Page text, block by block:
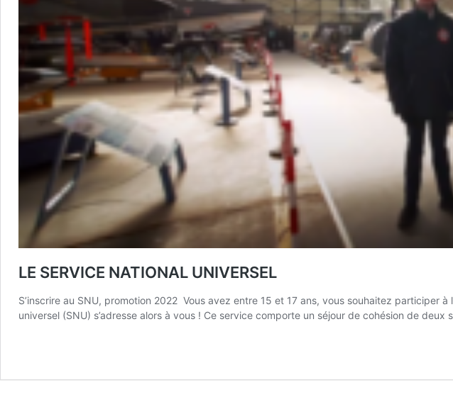
LE SERVICE NATIONAL UNIVERSEL
S’inscrire au SNU, promotion 2022 Vous avez entre 15 et 17 ans, vous souhaitez participer
universel (SNU) s’adresse alors à vous ! Ce service comporte un séjour de cohésion de